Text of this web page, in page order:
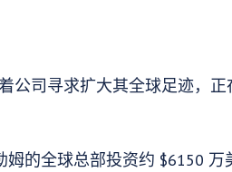
公司寻求扩大其全球足迹，正
姆的全球总部投资约 $6150